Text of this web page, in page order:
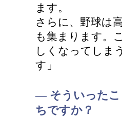
ます。
さらに、野球は
も集まります。
しくなってしま
す」
― そういったこ
ちですか？